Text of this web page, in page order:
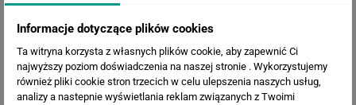
Informacje dotyczące plików cookies
Ta witryna korzysta z własnych plików cookie, aby zapewnić Ci
najwyższy poziom doświadczenia na naszej stronie . Wykorzystujemy
również pliki cookie stron trzecich w celu ulepszenia naszych usług,
analizy a nastepnie wyświetlania reklam związanych z Twoimi